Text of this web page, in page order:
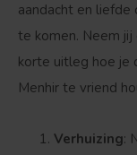
aandacht en
te komen. Neem
korte uitleg hoe je
Menhir te vriend
Verhuizing:
Bolvorm